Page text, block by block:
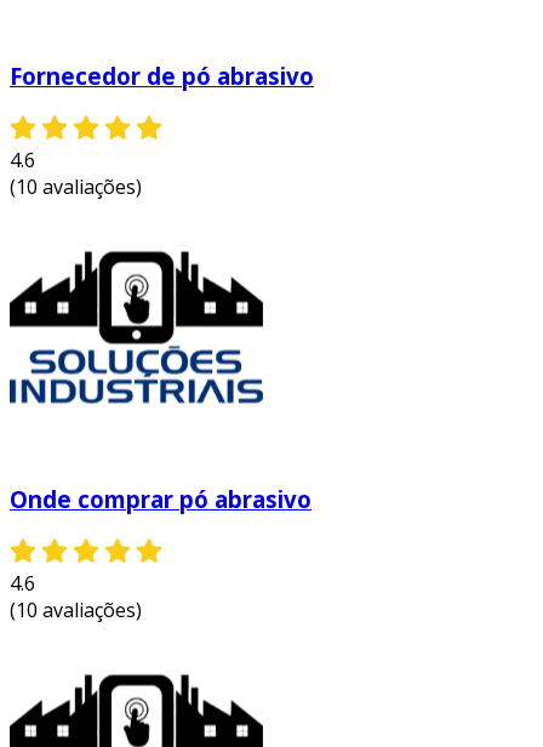
Fornecedor de pó abrasivo
4.6
(10 avaliações)
Onde comprar pó abrasivo
4.6
(10 avaliações)